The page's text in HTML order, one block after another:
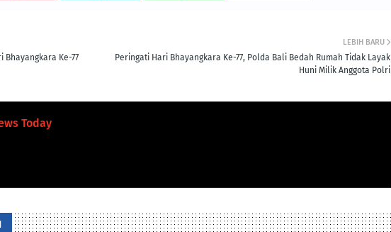
LEBIH BARU
Peringati Hari Bhayangkara Ke-77, Polda Bali Bedah Rumah Tidak Layak
Huni Milik Anggota Polri
Bhayangkara Ke-77
Today